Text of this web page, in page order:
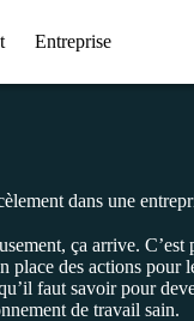
Entreprise
dans une
ça arrive.
place des actions
faut savoir pour
de travail sain.